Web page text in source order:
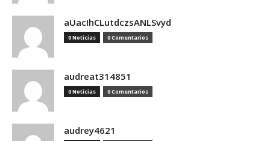
aUacIhCLutdczsANLSvyd
0 Noticias 0 Comentarios
audreat314851
0 Noticias 0 Comentarios
audrey4621